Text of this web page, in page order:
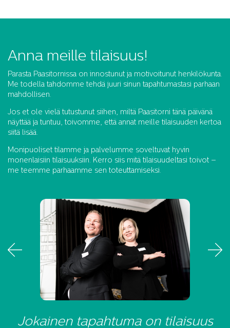
Anna meille tilaisuus!
Parasta Paasitornissa on innostunut ja motivoitunut henkilökunta.
Me todella tahdomme tehdä juuri sinun tapahtumastasi parhaan
mahdollisen.
Jos et ole vielä tutustunut siihen, miltä Paasitorni tänä päivänä
näyttää ja tuntuu, toivomme, että annat meille tilaisuuden kertoa
siitä lisää.
Monipuoliset tilamme ja palvelumme soveltuvat hyvin
monenlaisiin tilaisuuksiin. Kerro siis mitä tilaisuudeltasi toivot –
me teemme parhaamme sen toteuttamiseksi.
Jokainen tapahtuma on tilaisuus